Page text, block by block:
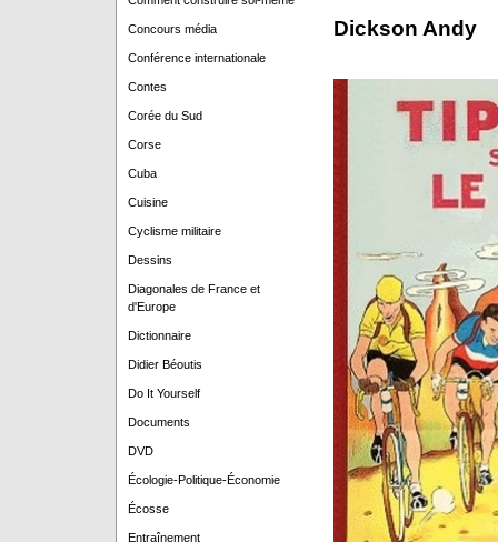
Concours média
Conférence internationale
Contes
Corée du Sud
Corse
Cuba
Cuisine
Cyclisme militaire
Dessins
Diagonales de France et
d'Europe
Dictionnaire
Didier Béoutis
Do It Yourself
Documents
DVD
Écologie-Politique-Économie
Écosse
Entraînement
Dickson Andy